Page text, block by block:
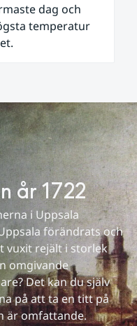
dag och
temperatur
år 1722
i Uppsala
förändrats och
vuxit rejält i storlek
omgivande
Det kan du själv
på att ta en titt på
är omfattande.